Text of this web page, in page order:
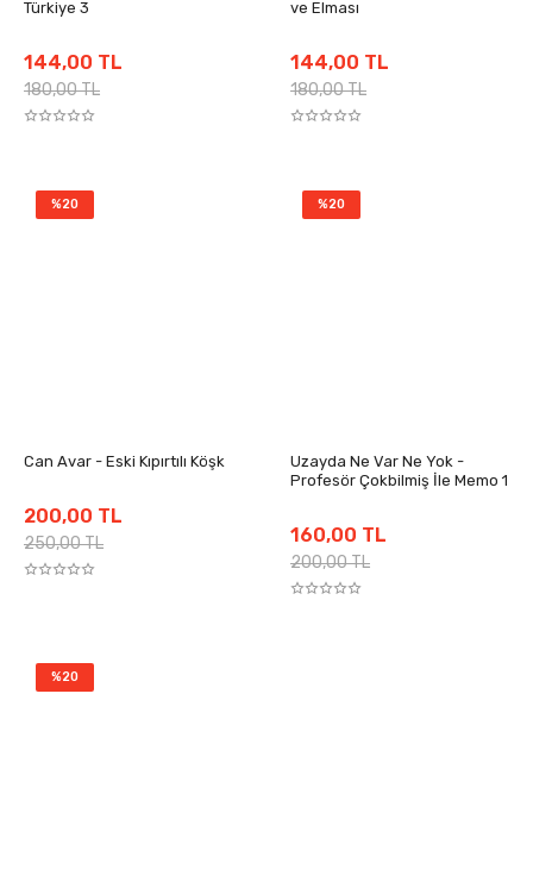
Türkiye 3
144,00 TL
180,00 TL
ve Elması
144,00 TL
180,00 TL
%20
Can Avar - Eski Kıpırtılı Köşk
200,00 TL
250,00 TL
%20
Uzayda Ne Var Ne Yok -
Profesör Çokbilmiş İle Memo 1
160,00 TL
200,00 TL
%20